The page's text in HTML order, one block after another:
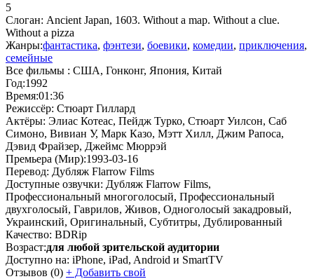
5
Слоган: Ancient Japan, 1603. Without a map. Without a clue.
Without a pizza
Жанры:фантастика, фэнтези, боевики, комедии, приключения,
семейные
Все фильмы : США, Гонконг, Япония, Китай
Год:1992
Время:01:36
Режиссёр: Стюарт Гиллард
Актёры: Элиас Котеас, Пейдж Турко, Стюарт Уилсон, Саб
Симоно, Вивиан У, Марк Казо, Мэтт Хилл, Джим Рапоса,
Дэвид Фрайзер, Джеймс Мюррэй
Премьера (Мир):1993-03-16
Перевод: Дубляж Flarrow Films
Доступные озвучки: Дубляж Flarrow Films,
Профессиональный многоголосый, Профессиональный
двухголосый, Гаврилов, Живов, Одноголосый закадровый,
Украинский, Оригинальный, Субтитры, Дублированный
Качество: BDRip
Возраст:для любой зрительской аудитории
Доступно на: iPhone, iPad, Android и SmartTV
Отзывов (0) + Добавить свой